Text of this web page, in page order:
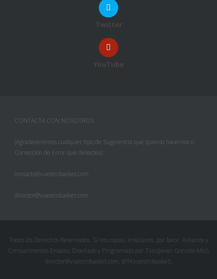
Twitter
YouTube
CONTACTA CON NOSOTROS
(Agradeceremos cualquier tipo de Sugerencia que quieras hacernos o
Corrección de Error que detectes):
contacto@vuestrobasket.com
director@vuestrobasket.com
Todos los Derechos Reservados. Si nos copias, enlázanos, por favor. Avísanos y
Compartiremos Enlaces. Diseñado y Programado por Tico (Javier Gonzalo Micó,
director@vuestrobasket.com, @TKvuestrobasket).